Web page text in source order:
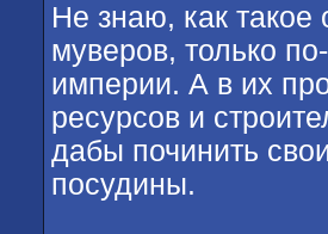
Не знаю, как
муверов, только
империи. А в их
ресурсов и
дабы починить
посудины.